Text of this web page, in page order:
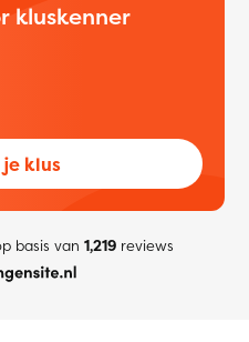
kluskenner
klus
basis van 1,219reviews